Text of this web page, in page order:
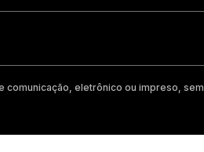
eletrônico ou impreso,